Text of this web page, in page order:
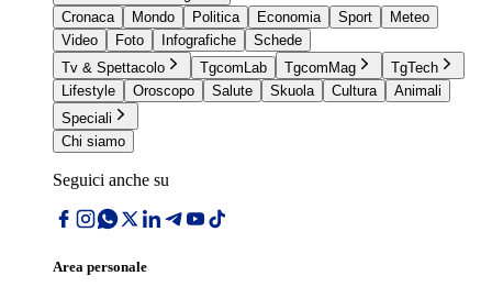
Cronaca
Mondo Politica Economia Sport
Meteo
Video
Foto Infografiche
Schede
Tv & Spettacolo
TgcomLab TgcomMag
TgTech
Lifestyle
Oroscopo Salute Skuola Cultura
Animali
Speciali
Chi siamo
Seguici anche su
Area personale